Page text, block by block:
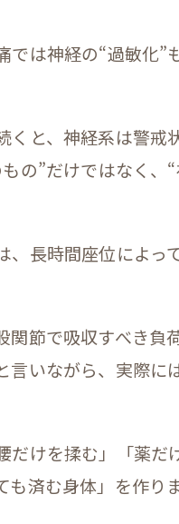
では神経の“過敏化”
くと、神経系は警戒
の”だけではなく、
、長時間座位によっ
関節で吸収すべき負
言いながら、実際に
だけを揉む」「薬
も済む身体」を作りま